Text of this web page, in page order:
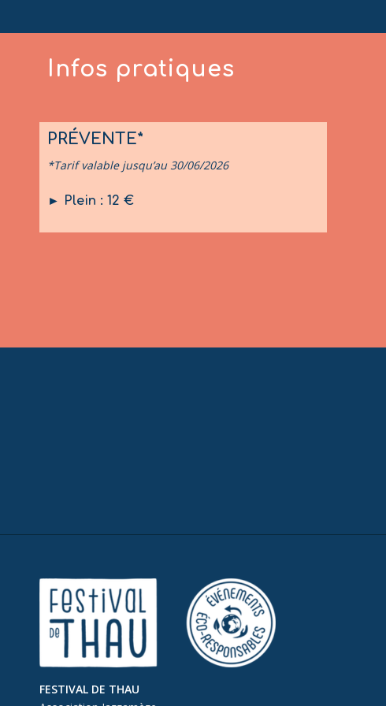
Infos pratiques
PRÉVENTE*
*Tarif valable jusqu’au 30/06/2026
► Plein : 12 €
FESTIVAL DE THAU